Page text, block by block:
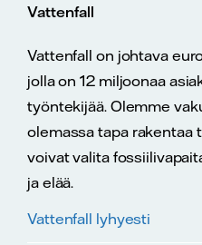
Vattenfall
Vattenfall on johtava
jolla on 12 miljoonaa
työntekijää. Olemme
olemassa tapa rakentaa
voivat valita
ja elää.
Vattenfall lyhyesti